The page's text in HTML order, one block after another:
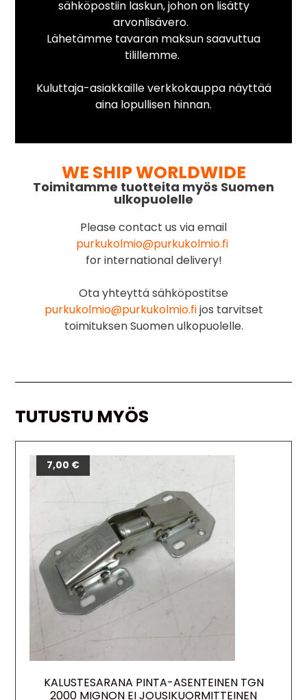
sähköpostiin laskun, johon on lisätty
arvonlisävero.
Lähetämme tavaran maksun saavuttua
tilillemme.
Kuluttaja-asiakkaille verkkokauppa näyttää
aina lopullisen hinnan.
WE SHIP WORLDWIDE
Toimitamme tuotteita myös Suomen
ulkopuolelle
Please contact us via email
purkukolmio@purkukolmio.fi
for international delivery!
Ota yhteyttä sähköpostitse
purkukolmio@purkukolmio.fijos tarvitset
toimituksen Suomen ulkopuolelle.
TUTUSTU MYÖS
KALUSTESARANA PINTA-ASENTEINEN TGN
2000 MIGNON EI JOUSIKUORMITTEINEN
7,00 €